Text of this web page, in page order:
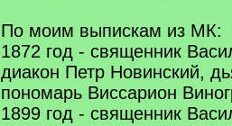
По моим выпискам из МК:
1872 год - священник
диакон Петр Новинский,
пономарь Виссарион
1899 год - священник